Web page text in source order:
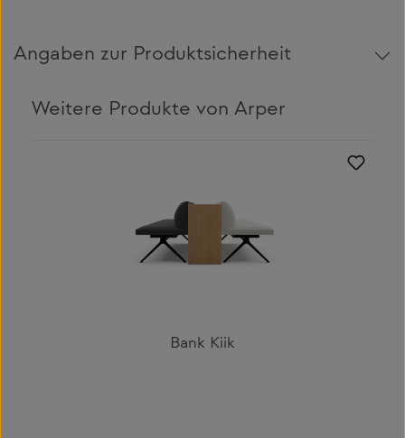
Angaben zur Produktsicherheit
Weitere Produkte von Arper
Bank Kiik